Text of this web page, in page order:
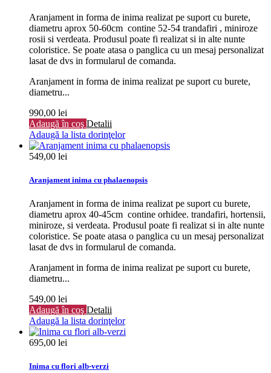
Aranjament in forma de inima realizat pe suport cu burete,
diametru aprox 50-60cm contine 52-54 trandafiri , miniroze
rosii si verdeata. Produsul poate fi realizat si in alte nunte
coloristice. Se poate atasa o panglica cu un mesaj personalizat
lasat de dvs in formularul de comanda.
Aranjament in forma de inima realizat pe suport cu burete,
diametru...
990,00 lei
Adaugă în coş Detalii
Adaugă la lista dorinţelor
549,00 lei
Aranjament inima cu phalaenopsis
Aranjament in forma de inima realizat pe suport cu burete,
diametru aprox 40-45cm contine orhidee. trandafiri, hortensii,
miniroze, si verdeata. Produsul poate fi realizat si in alte nunte
coloristice. Se poate atasa o panglica cu un mesaj personalizat
lasat de dvs in formularul de comanda.
Aranjament in forma de inima realizat pe suport cu burete,
diametru...
549,00 lei
Adaugă în coş Detalii
Adaugă la lista dorinţelor
695,00 lei
Inima cu flori alb-verzi